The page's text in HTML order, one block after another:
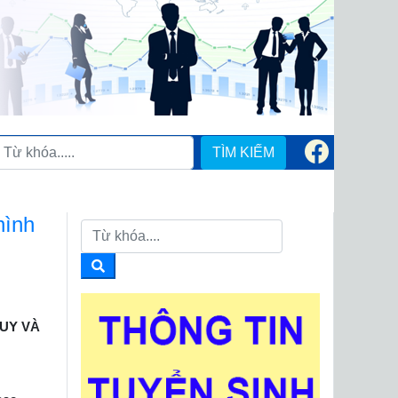
TÌM KIẾM
VÀ